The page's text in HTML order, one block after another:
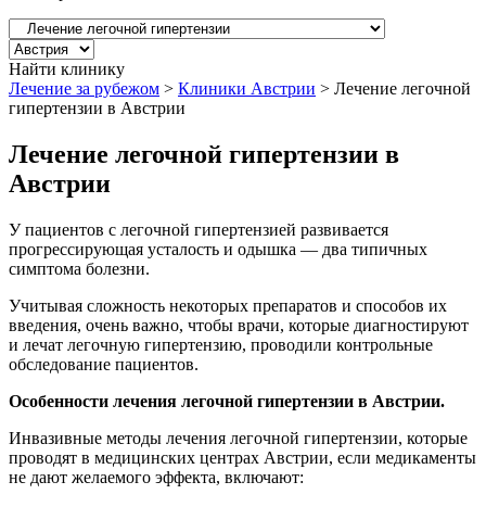
Найти клинику
Лечение за рубежом > Клиники Австрии > Лечение легочной
гипертензии в Австрии
Лечение легочной гипертензии в
Австрии
У пациентов с легочной гипертензией развивается
прогрессирующая усталость и одышка — два типичных
симптома болезни.
Учитывая сложность некоторых препаратов и способов их
введения, очень важно, чтобы врачи, которые диагностируют
и лечат легочную гипертензию, проводили контрольные
обследование пациентов.
Особенности лечения легочной гипертензии в Австрии.
Инвазивные методы лечения легочной гипертензии, которые
проводят в медицинских центрах Австрии, если медикаменты
не дают желаемого эффекта, включают: